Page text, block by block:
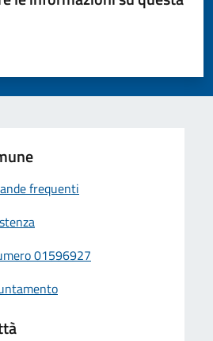
stelle su 5
su 5
5
frequenti
01596927